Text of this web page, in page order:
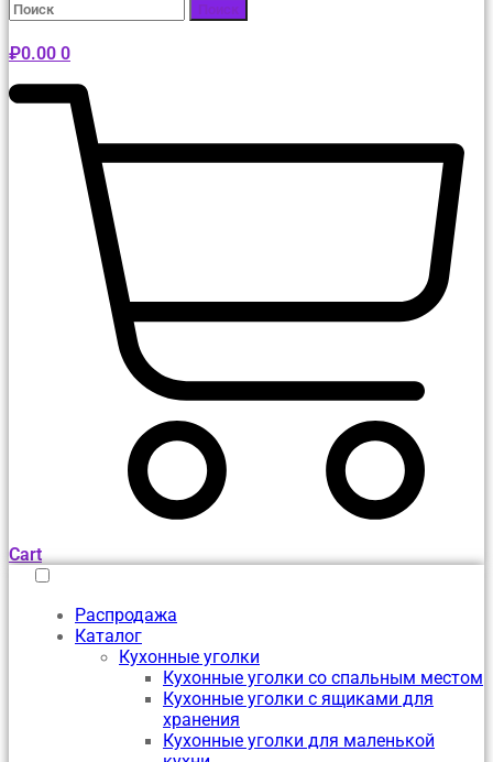
Поиск
₽0.00 0
Cart
Распродажа
Каталог
Кухонные уголки
Кухонные уголки со спальным местом
Кухонные уголки с ящиками для
хранения
Кухонные уголки для маленькой